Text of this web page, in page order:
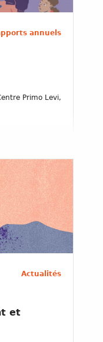
annuels
Primo Levi,
Actualités
et